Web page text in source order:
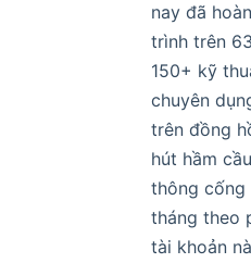
nay đã
trình trên
150+ kỹ
chuyên
trên đồng
hút hầm
thông cống
tháng theo
tài khoản